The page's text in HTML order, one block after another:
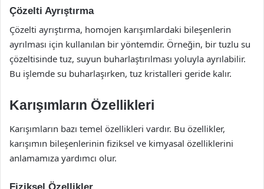
Çözelti Ayrıştırma
Çözelti ayrıştırma, homojen karışımlardaki bileşenlerin
ayrılması için kullanılan bir yöntemdir. Örneğin, bir tuzlu su
çözeltisinde tuz, suyun buharlaştırılması yoluyla ayrılabilir.
Bu işlemde su buharlaşırken, tuz kristalleri geride kalır.
Karışımların Özellikleri
Karışımların bazı temel özellikleri vardır. Bu özellikler,
karışımın bileşenlerinin fiziksel ve kimyasal özelliklerini
anlamamıza yardımcı olur.
Fiziksel Özellikler